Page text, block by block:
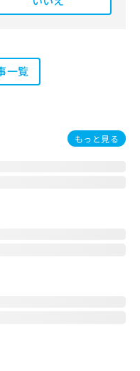
人薬機法医療法規格協
一覧
もっと見る